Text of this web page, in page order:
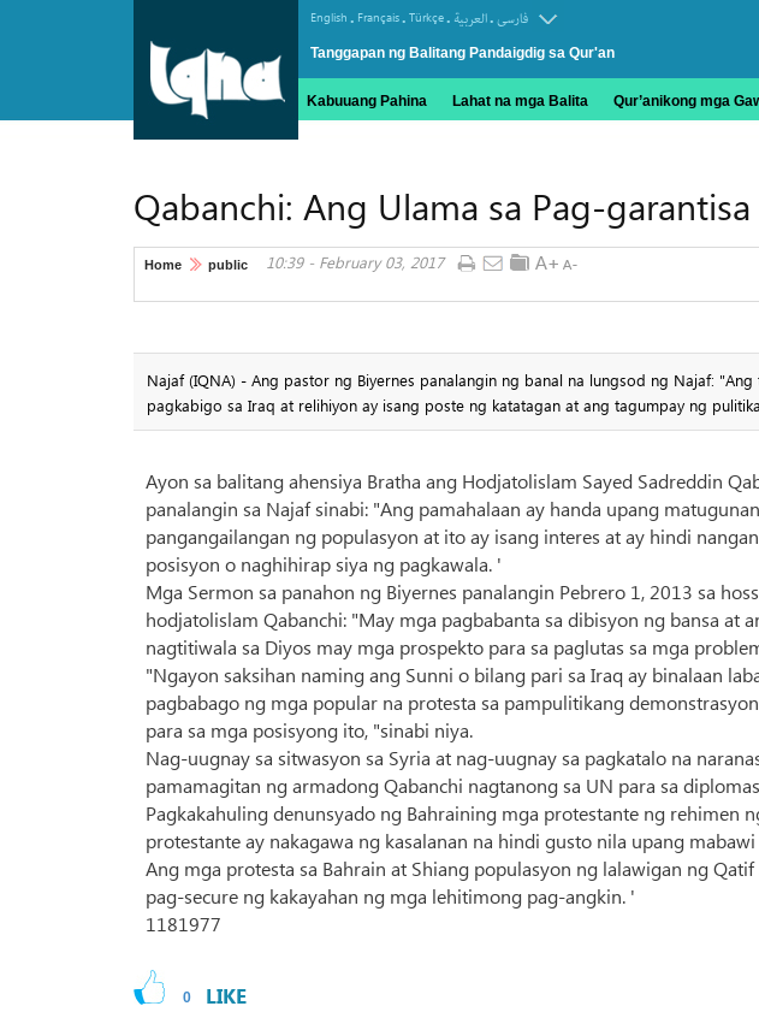
English . Français. Türkçe. العربیة.فارسی
Tanggapan ng Balitang Pandaigdig sa Qur'an
Kabuuang Pahina Lahat na mga Balita Qur’anikong mga
Qabanchi: Ang Ulama sa Pag-
Home public 10:39 - February 03, 2017
Najaf (IQNA) - Ang pastor ng Biyernes panalangin ng banal na lungsod ng Najaf:
pagkabigo sa Iraq at relihiyon ay isang poste ng katatagan at ang tagumpay ng
Ayon sa balitang ahensiya Bratha ang Hodjatolislam Sayed Sadreddin
panalangin sa Najaf sinabi: "Ang pamahalaan ay handa upang
pangangailangan ng populasyon at ito ay isang interes at ay hindi
posisyon o naghihirap siya ng pagkawala. '
Mga Sermon sa panahon ng Biyernes panalangin Pebrero 1, 2013 sa
hodjatolislam Qabanchi: "May mga pagbabanta sa dibisyon ng bansa at
nagtitiwala sa Diyos may mga prospekto para sa paglutas sa mga
"Ngayon saksihan naming ang Sunni o bilang pari sa Iraq ay binalaan
pagbabago ng mga popular na protesta sa pampulitikang
para sa mga posisyong ito, "sinabi niya.
Nag-uugnay sa sitwasyon sa Syria at nag-uugnay sa pagkatalo na
pamamagitan ng armadong Qabanchi nagtanong sa UN para sa
Pagkakahuling denunsyado ng Bahraining mga protestante ng rehimen
protestante ay nakagawa ng kasalanan na hindi gusto nila upang
Ang mga protesta sa Bahrain at Shiang populasyon ng lalawigan ng
pag-secure ng kakayahan ng mga lehitimong pag-angkin. '
1181977
0 LIKE